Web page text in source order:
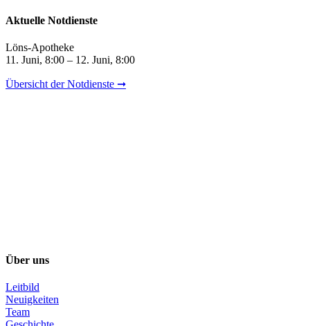
Aktuelle Notdienste
Löns-Apotheke
11. Juni, 8:00 – 12. Juni, 8:00
Übersicht der Notdienste ➞
Über uns
Leitbild
Neuigkeiten
Team